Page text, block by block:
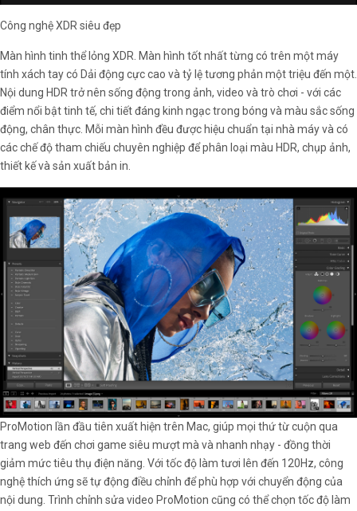
Công nghệ XDR siêu đẹp
Màn hình tinh thể lỏng XDR. Màn hình tốt nhất từng có trên một máy
tính xách tay có Dải động cực cao và tỷ lệ tương phản một triệu đến một.
Nội dung HDR trở nên sống động trong ảnh, video và trò chơi - với các
điểm nổi bật tinh tế, chi tiết đáng kinh ngạc trong bóng và màu sắc sống
động, chân thực. Mỗi màn hình đều được hiệu chuẩn tại nhà máy và có
các chế độ tham chiếu chuyên nghiệp để phân loại màu HDR, chụp ảnh,
thiết kế và sản xuất bản in.
ProMotion lần đầu tiên xuất hiện trên Mac, giúp mọi thứ từ cuộn qua
trang web đến chơi game siêu mượt mà và nhanh nhạy - đồng thời
giảm mức tiêu thụ điện năng. Với tốc độ làm tươi lên đến 120Hz, công
nghệ thích ứng sẽ tự động điều chỉnh để phù hợp với chuyển động của
nội dung. Trình chỉnh sửa video ProMotion cũng có thể chọn tốc độ làm